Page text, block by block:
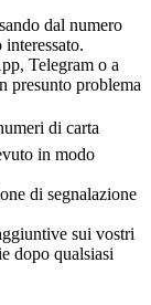
dal numero
Telegram o a
presunto problema
di carta
in modo
di segnalazione
sui vostri
dopo qualsiasi